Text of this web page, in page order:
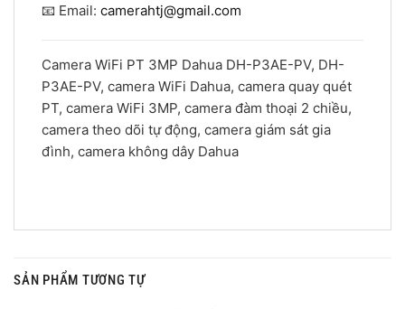
📧 Email: camerahtj@gmail.com
Camera WiFi PT 3MP Dahua DH-P3AE-PV, DH-
P3AE-PV, camera WiFi Dahua, camera quay quét
PT, camera WiFi 3MP, camera đàm thoại 2 chiều,
camera theo dõi tự động, camera giám sát gia
đình, camera không dây Dahua
SẢN PHẨM TƯƠNG TỰ